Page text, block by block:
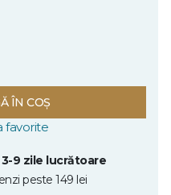
ÎN COȘ
favorite
3-9 zile lucrătoare
peste 149 lei